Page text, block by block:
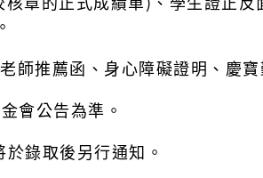
推薦函、身心障礙證明、慶寶
會公告為準。
錄取後另行通知。